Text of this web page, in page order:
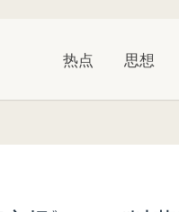
热点 思想